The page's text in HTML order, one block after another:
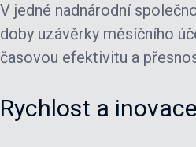
V jedné nadnárodní
doby uzávěrky měsíčního
časovou efektivitu a
Rychlost a inovace